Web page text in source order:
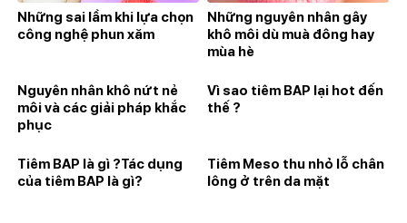
Những sai lầm khi lựa chọn
công nghệ phun xăm
Những nguyên nhân gây
khô môi dù muà đông hay
mùa hè
Nguyên nhân khô nứt nẻ
môi và các giải pháp khắc
phục
Vì sao tiêm BAP lại hot đến
thế ?
Tiêm BAP là gì ?Tác dụng
của tiêm BAP là gì?
Tiêm Meso thu nhỏ lỗ chân
lông ở trên da mặt